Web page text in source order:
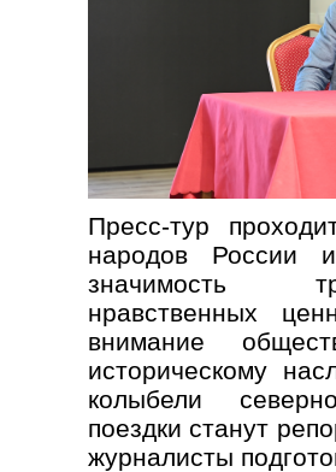
Пресс-тур
народов России и
значимость
нравственных
внимание
историческому
колыбели
поездки станут
журналисты